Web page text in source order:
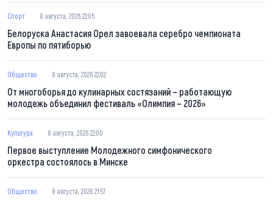
Спорт 8 августа, 2026 22:05
Белоруска Анастасия Орел завоевала серебро чемпионата
Европы по пятиборью
Общество 8 августа, 2026 22:02
От многоборья до кулинарных состязаний – работающую
молодежь объединил фестиваль «Олимпия – 2026»
Культура 8 августа, 2026 22:00
Первое выступление Молодежного симфонического
оркестра состоялось в Минске
Общество 8 августа, 2026 21:57